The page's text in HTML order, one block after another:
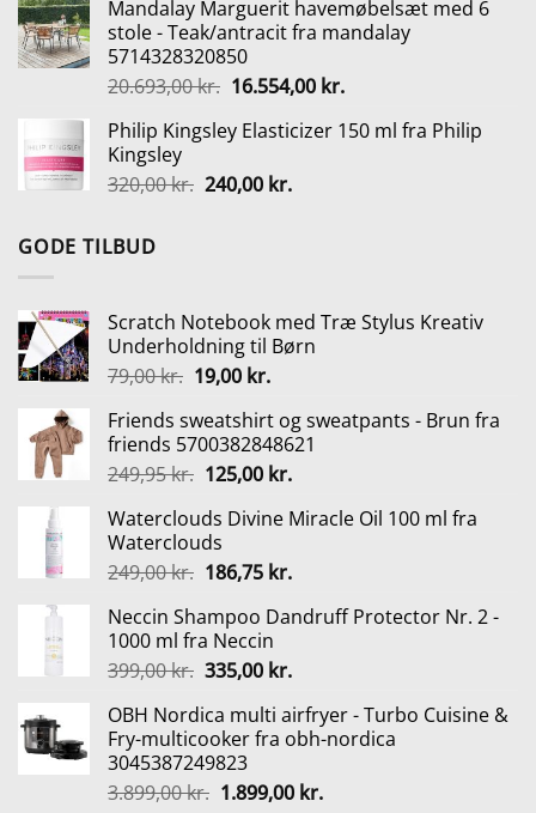
pris
var:
199,95 kr..
pris
er:
Mandalay Marguerit havemøbelsæt med 6
stole - Teak/antracit fra mandalay
5714328320850
20.693,00kr. Den
pris
20.693,00 kr..
16.554,00 kr.Den
pris
Philip Kingsley Elasticizer 150 ml fra Philip
Kingsley
320,00kr. Den
240,00 kr.Den
GODE TILBUD
Scratch Notebook med Træ Stylus Kreativ
Underholdning til Børn
79,00kr. Den
pris
var:
79,00 kr..
19,00 kr.Den
pris
er:
19,00 kr..
Friends sweatshirt og sweatpants - Brun fra
friends 5700382848621
249,95kr. Den
pris
var:
249,95 kr..
125,00 kr.Den
pris
125,00 kr..
Waterclouds Divine Miracle Oil 100 ml fra
Waterclouds
249,00kr. Den
pris
var:
249,00 kr..
186,75 kr.Den
pris
186,75 kr..
Neccin Shampoo Dandruff Protector Nr. 2 -
1000 ml fra Neccin
399,00kr. Den
pris
var:
399,00 kr..
335,00 kr.Den
pris
er:
OBH Nordica multi airfryer - Turbo Cuisine &
Fry-multicooker fra obh-nordica
3045387249823
3.899,00kr. Den
1.899,00 kr.Den